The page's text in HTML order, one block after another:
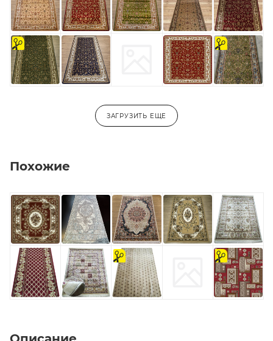
на
отрез
на
отрез
ЗАГРУЗИТЬ ЕЩЕ
Похожие
на
отрез
на
отрез